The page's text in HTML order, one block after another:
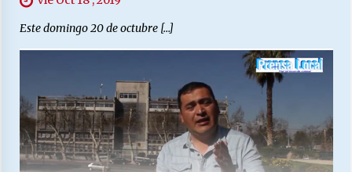
Este domingo 20 de octubre […]